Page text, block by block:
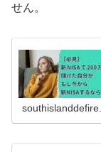
せん。